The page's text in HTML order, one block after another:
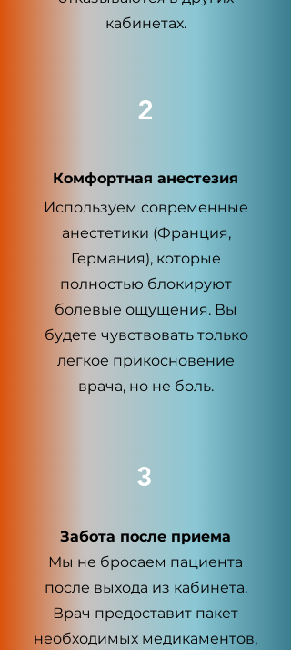
кабинетах.
2
Комфортная анестезия
Используем современные
анестетики (Франция,
Германия), которые
полностью блокируют
болевые ощущения. Вы
будете чувствовать только
легкое прикосновение
врача, но не боль.
3
Забота после приема
Мы не бросаем пациента
после выхода из кабинета.
Врач предоставит пакет
необходимых медикаментов,